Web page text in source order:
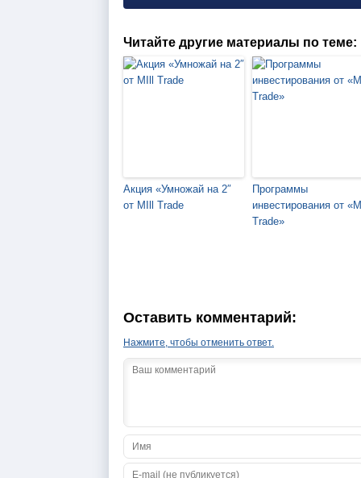
Читайте другие материалы по теме:
Акция «Умножай на 2″
от MIll Trade
Программы
инвестирования от
Trade»
Оставить комментарий:
Нажмите, чтобы отменить ответ.